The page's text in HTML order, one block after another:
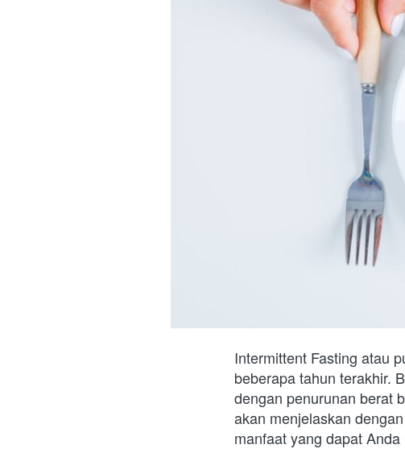
Intermittent Fasting atau
beberapa tahun terakhir.
dengan penurunan berat
akan menjelaskan
manfaat yang dapat Anda